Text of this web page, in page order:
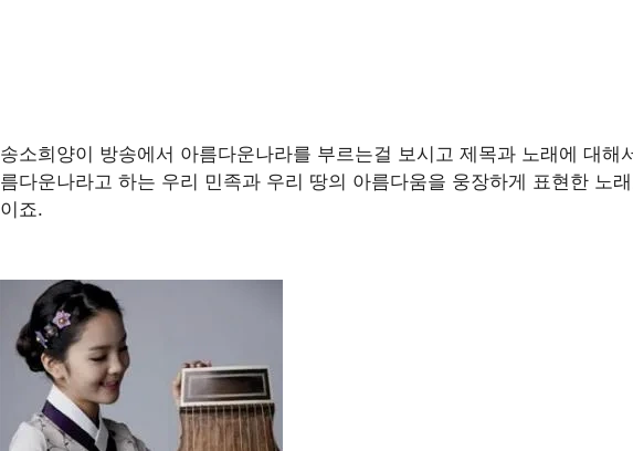
송소희양이 방송에서 아름다운나라를 부르는걸 보시고 제목과 노래에 대해
름다운나라고 하는 우리 민족과 우리 땅의 아름다움을 웅장하게 표현한 노
이죠.